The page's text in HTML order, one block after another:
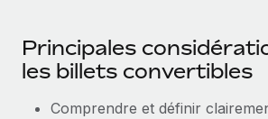
Mobilité et déménagement
employés
BLOG
Intégrations Gusto et Xero et
Principales
les billets convertibles
Comprendre et définir